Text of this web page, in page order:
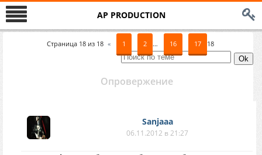
AP PRODUCTION
Страница 18из 18 « 1 2 … 16 17 18
Опровержение
Sanjaaa
06.11.2012 в 21:27